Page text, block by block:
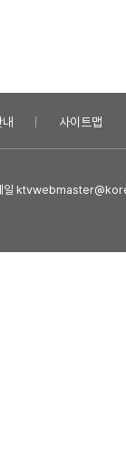
사이트맵
메일